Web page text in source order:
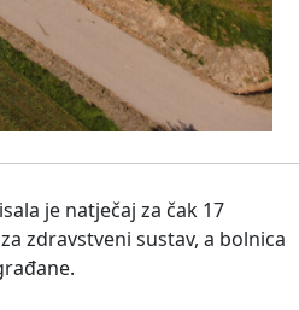
je natječaj za čak 17
zdravstveni sustav, a bolnica